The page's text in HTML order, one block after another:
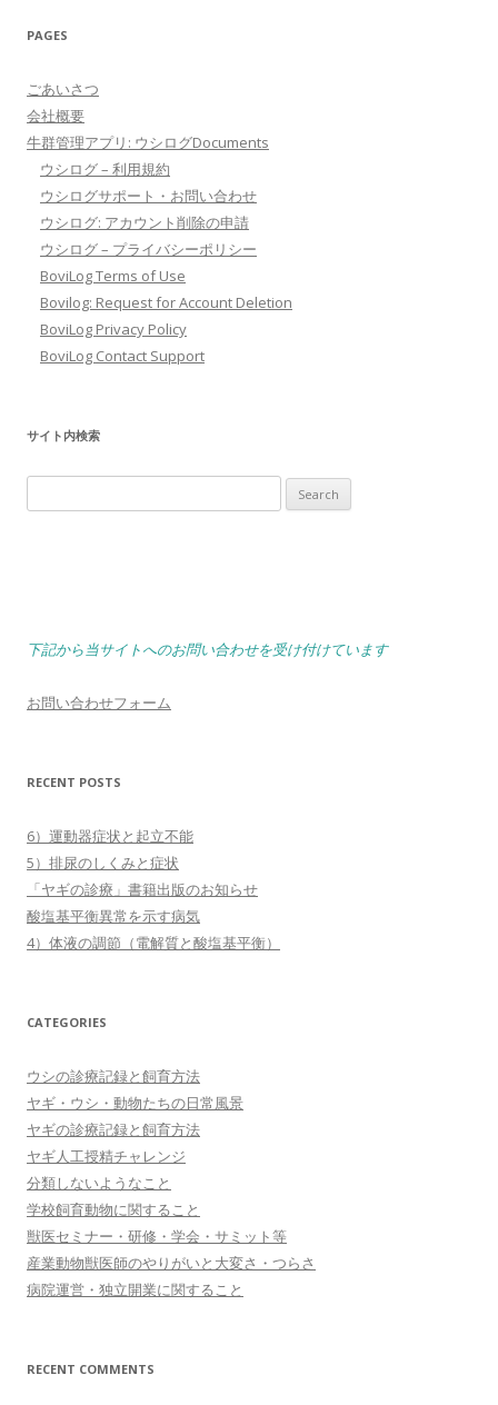
PAGES
ごあいさつ
会社概要
牛群管理アプリ: ウシログDocuments
ウシログ – 利用規約
ウシログサポート・お問い合わせ
ウシログ: アカウント削除の申請
ウシログ – プライバシーポリシー
BoviLog Terms of Use
Bovilog: Request for Account Deletion
BoviLog Privacy Policy
BoviLog Contact Support
サイト内検索
for:
下記から当サイトへのお問い合わせを受け付けています
お問い合わせフォーム
RECENT POSTS
6）運動器症状と起立不能
5）排尿のしくみと症状
「ヤギの診療」書籍出版のお知らせ
酸塩基平衡異常を示す病気
4）体液の調節（電解質と酸塩基平衡）
CATEGORIES
ウシの診療記録と飼育方法
ヤギ・ウシ・動物たちの日常風景
ヤギの診療記録と飼育方法
ヤギ人工授精チャレンジ
分類しないようなこと
学校飼育動物に関すること
獣医セミナー・研修・学会・サミット等
産業動物獣医師のやりがいと大変さ・つらさ
病院運営・独立開業に関すること
RECENT COMMENTS